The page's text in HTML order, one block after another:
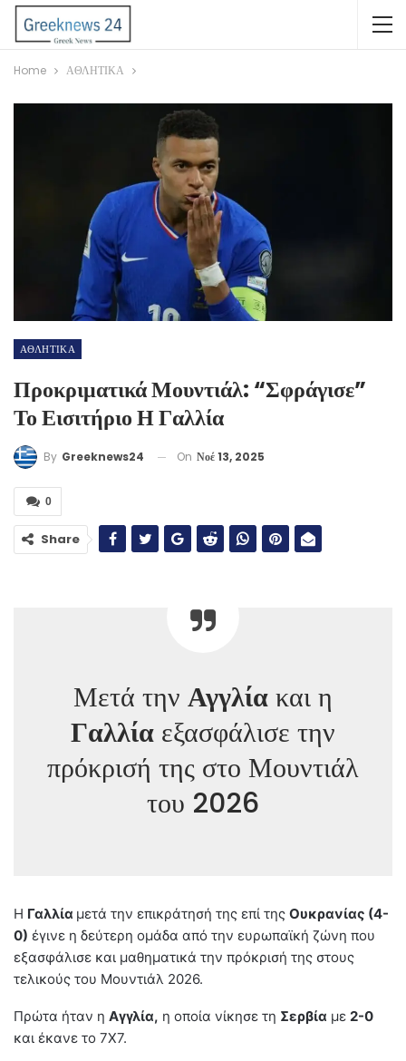
Home ΑΘΛΗΤΙΚΑ
ΑΘΛΗΤΙΚΑ
Προκριματικά Μουντιάλ: “Σφράγισε”
Το Εισιτήριο Η Γαλλία
By Greeknews24 On Νοέ 13, 2025
0
Share
Μετά την Αγγλίακαι η
Γαλλία εξασφάλισε την
πρόκρισή της στο Μουντιάλ
του 2026
Η Γαλλία μετά την επικράτησή της επί της Ουκρανίας (4-
0) έγινε η δεύτερη ομάδα από την ευρωπαϊκή ζώνη που
εξασφάλισε και μαθηματικά την πρόκρισή της στους
τελικούς του Μουντιάλ 2026.
Πρώτα ήταν η Αγγλία, η οποία νίκησε τη Σερβία με 2-0
και έκανε το 7Χ7.